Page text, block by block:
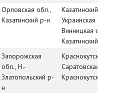
Орловская обл.,
Казатинский р-н
Казатинский РВК,
Украинская ССР,
Винницкая обл.,
Казатинский р-н
Запорожская
обл., Н.-
Златопольский р-
н
Краснокутский
Саратовская
Краснокутский